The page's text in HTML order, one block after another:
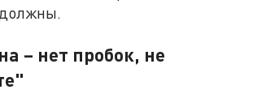
– нет пробок, не